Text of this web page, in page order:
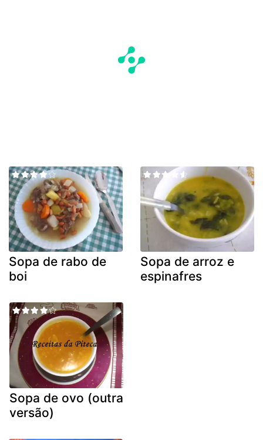
Sopa de rabo de
boi
Sopa de arroz e
espinafres
Sopa de ovo (outra
versão)